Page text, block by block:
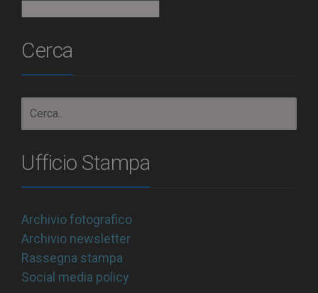
Cerca
Ufficio Stampa
Archivio fotografico
Archivio newsletter
Rassegna stampa
Social media policy